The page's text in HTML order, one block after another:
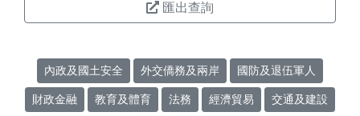
匯出查詢
內政及國土安全 外交僑務及兩岸 國防及退伍軍人
財政金融 教育及體育 法務 經濟貿易 交通及建設